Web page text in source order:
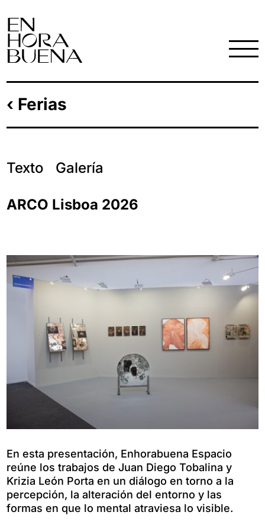
‹ Ferias
Texto Galería
ARCO Lisboa 2026
En esta presentación, Enhorabuena Espacio
reúne los trabajos de Juan Diego Tobalina y
Krizia León Porta en un diálogo en torno a la
percepción, la alteración del entorno y las
formas en que lo mental atraviesa lo visible.